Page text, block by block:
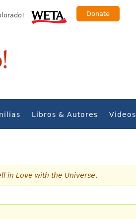
Donate
Libros & Autores Videos
in Love with the Universe.